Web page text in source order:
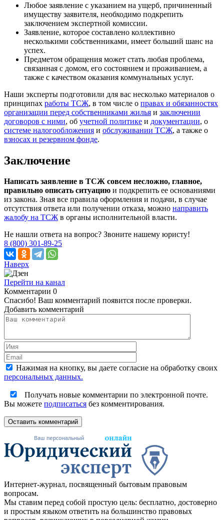
Любое заявление с указанием на ущерб, причиненный
имуществу заявителя, необходимо подкрепить
заключением экспертной комиссии.
Заявление, которое составлено коллективно
несколькими собственниками, имеет больший шанс на
успех.
Предметом обращения может стать любая проблема,
связанная с домом, его состоянием и проживанием, а
также с качеством оказания коммунальных услуг.
Наши эксперты подготовили для вас несколько материалов о
принципах работы ТСЖ, в том числе о правах и обязанностях
организации перед собственниками жилья и заключении
договоров с ними, об учетной политике и документации, о
системе налогообложения и обслуживании ТСЖ, а также о
взносах и резервном фонде.
Заключение
Написать заявление в ТСЖ совсем несложно, главное,
правильно описать ситуацию и подкрепить ее основаниями
из закона. Зная все правила оформления и подачи, в случае
отсутствия ответа или получении отказа, можно направить
жалобу на ТСЖв органы исполнительной власти.
Не нашли ответа на вопрос? Звоните нашему юристу!
8 (800) 301-89-25
Наверх
Перейти на канал
Комментарии 0
Спасибо! Ваш комментарий появится после проверки.
Добавить комментарий
Нажимая на кнопку, вы даете согласие на обработку своих
персональных данных.
Получать новые комментарии по электронной почте.
Вы можете подписаться без комментирования.
Оставить комментарий
Интернет-журнал, посвященный бытовым правовым
вопросам.
Мы ставим перед собой простую цель: бесплатно, достоверно
и простым языком ответить на большинство правовых